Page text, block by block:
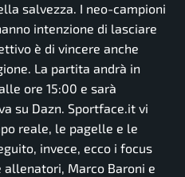
salvezza. I neo-campioni
intenzione di lasciare
è di vincere anche
La partita andrà in
ore 15:00 e sarà
su Dazn. Sportface.it vi
reale, le pagelle e le
invece, ecco i focus
Marco Baroni e